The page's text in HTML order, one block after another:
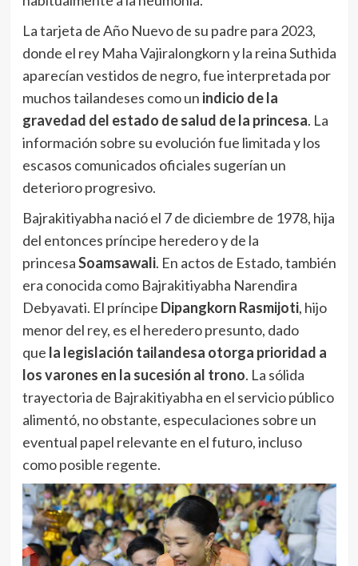
La tarjeta de Año Nuevo de su padre para 2023,
donde el rey Maha Vajiralongkorn y la reina Suthida
aparecían vestidos de negro, fue interpretada por
muchos tailandeses como un indicio de la
gravedad del estado de salud de la princesa. La
información sobre su evolución fue limitada y los
escasos comunicados oficiales sugerían un
deterioro progresivo.
Bajrakitiyabha nació el 7 de diciembre de 1978, hija
del entonces príncipe heredero y de la
princesaSoamsawali. En actos de Estado, también
era conocida como Bajrakitiyabha Narendira
Debyavati. El príncipe Dipangkorn Rasmijoti, hijo
menor del rey, es el heredero presunto, dado
que la legislación tailandesa otorga prioridad a
los varones en la sucesión al trono. La sólida
trayectoria de Bajrakitiyabha en el servicio público
alimentó, no obstante, especulaciones sobre un
eventual papel relevante en el futuro, incluso
como posible regente.